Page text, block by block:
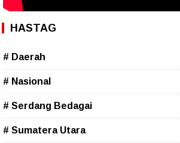
HASTAG
# Daerah
# Nasional
# Serdang Bedagai
# Sumatera Utara